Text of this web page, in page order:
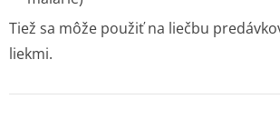
Tiež sa môže použiť na liečbu
liekmi.